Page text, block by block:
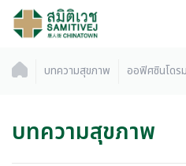
บทความสุขภาพ ออฟิศซินโดรม
บทความสุขภาพ